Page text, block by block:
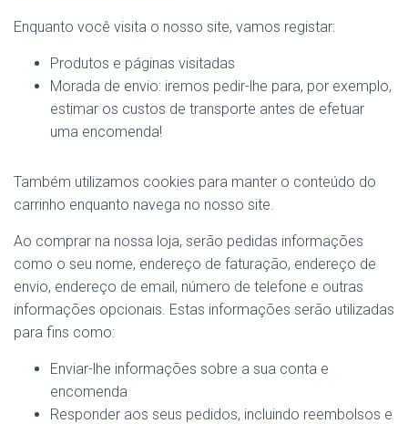
Enquanto você visita o nosso site, vamos registar:
Produtos e páginas visitadas
Morada de envio: iremos pedir-lhe para, por exemplo,
estimar os custos de transporte antes de efetuar
uma encomenda!
Também utilizamos cookies para manter o conteúdo do
carrinho enquanto navega no nosso site.
Ao comprar na nossa loja, serão pedidas informações
como o seu nome, endereço de faturação, endereço de
envio, endereço de email, número de telefone e outras
informações opcionais. Estas informações serão utilizadas
para fins como:
Enviar-lhe informações sobre a sua conta e
encomenda
Responder aos seus pedidos, incluindo reembolsos e